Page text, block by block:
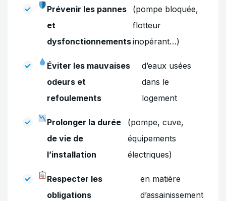
Prévenir les pannes
et
dysfonctionnements
(pompe bloquée,
flotteur
inopérant…)
Éviter les mauvaises
odeurs et
refoulements
d’eaux usées
dans le
logement
Prolonger la durée
de vie de
l’installation
(pompe, cuve,
équipements
électriques)
Respecter les
obligations
en matière
d’assainissement